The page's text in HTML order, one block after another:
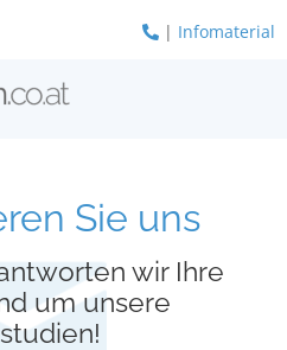
| Infomaterial
Sie uns
wir Ihre
um unsere